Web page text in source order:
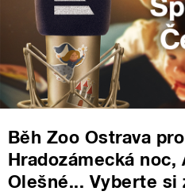
Běh Zoo Ostrava
Hradozámecká noc,
Olešné... Vyberte si